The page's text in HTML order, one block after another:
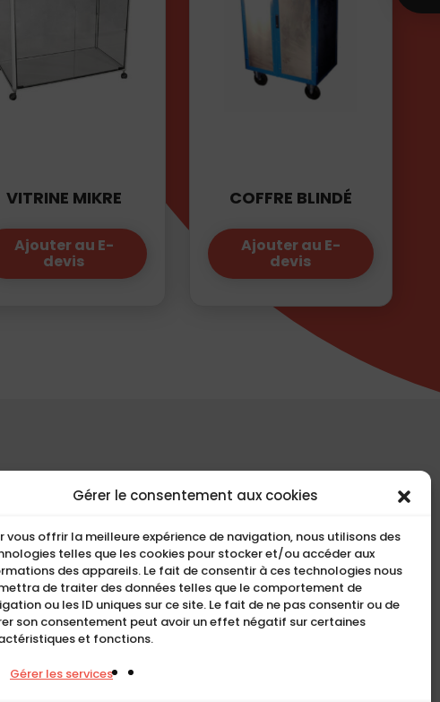
Gérer le consentement aux cookies
vous offrir la meilleure expérience de navigation, nous utilisons des
telles que les cookies pour stocker et/ou accéder aux
des appareils. Le fait de consentir à ces technologies nous
de traiter des données telles que le comportement de
ou les ID uniques sur ce site. Le fait de ne pas consentir ou de
son consentement peut avoir un effet négatif sur certaines
et fonctions.
Gérer les services
VITRINE MIKRE
Ajouter au E-
devis
COFFRE BLINDÉ
Ajouter au E-
devis
COMPACT
5, Rue Ambroise Croizat
95195 BP30523
Goussainville Cedex Val
d’Oise France.
01 34 04 76 50